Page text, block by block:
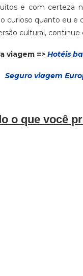
e com certeza
curioso quanto eu e
cultural, continue
viagem =>Hotéis
Seguro viagem
o que você